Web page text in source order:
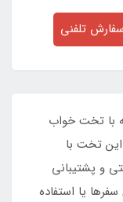
تلفنی
با تخت خواب
نفره عریض بست وی کد 67692! این تخت با
و پشتیبانی
یا استفاده